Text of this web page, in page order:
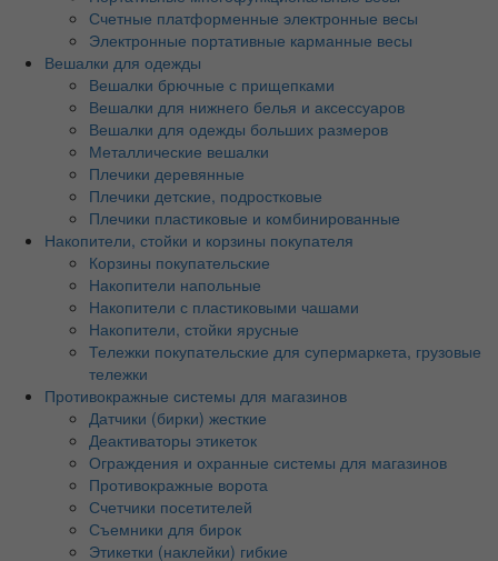
Счетные платформенные электронные весы
Электронные портативные карманные весы
Вешалки для одежды
Вешалки брючные с прищепками
Вешалки для нижнего белья и аксессуаров
Вешалки для одежды больших размеров
Металлические вешалки
Плечики деревянные
Плечики детские, подростковые
Плечики пластиковые и комбинированные
Накопители, стойки и корзины покупателя
Корзины покупательские
Накопители напольные
Накопители с пластиковыми чашами
Накопители, стойки ярусные
Тележки покупательские для супермаркета, грузовые
тележки
Противокражные системы для магазинов
Датчики (бирки) жесткие
Деактиваторы этикеток
Ограждения и охранные системы для магазинов
Противокражные ворота
Счетчики посетителей
Съемники для бирок
Этикетки (наклейки) гибкие